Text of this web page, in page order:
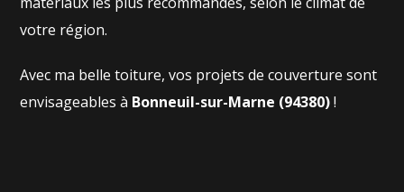
votre région.
Avec ma belle toiture, vos projets de couverture sont
envisageables à Bonneuil-sur-Marne (94380)!